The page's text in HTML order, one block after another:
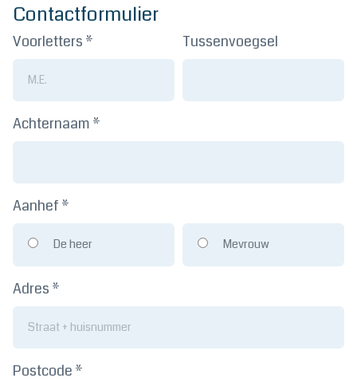
Contactformulier
Voorletters * Tussenvoegsel
Achternaam *
Aanhef *
De heer Mevrouw
Adres *
Postcode *